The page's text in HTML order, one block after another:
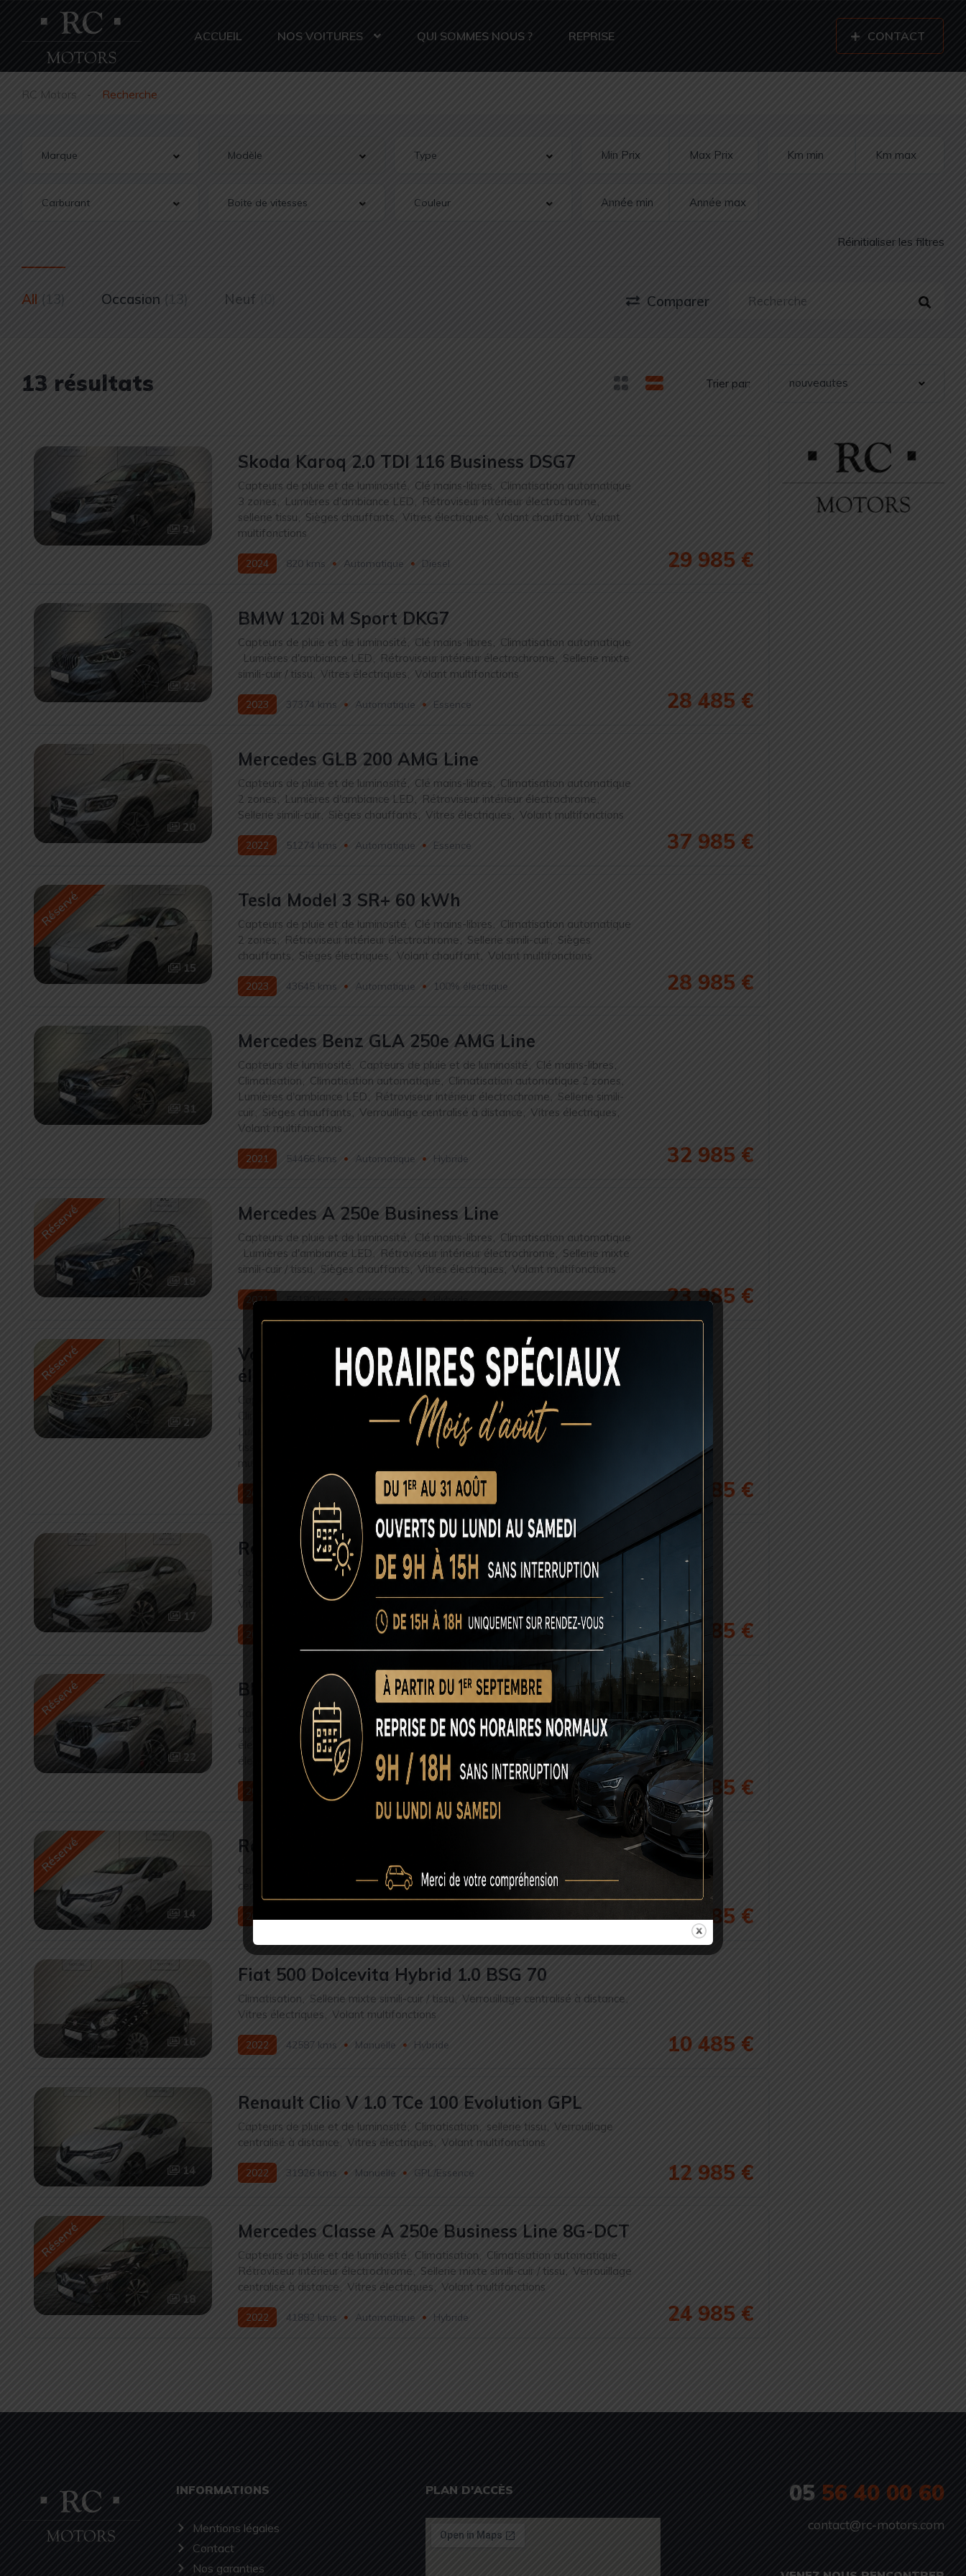
ACCUEIL NOS VOITURES QUI SOMMES NOUS ? REPRISE CONTACT
RC Motors Recherche
Réinitialiser les filtres
All (13) Occasion (13) Neuf Comparer
13 résultats Trier par: nouveautes
24
Skoda Karoq 2.0 TDI 116 Business DSG7
Capteurs de pluie et de luminosité , Clé mains-libres, Climatisation automatique
3 zones
Lumières d'ambiance LED, Rétroviseur intérieur électrochrome,
sellerie tissu, Sièges chauffants, Vitres électriques, Volant chauffant, Volant
multifonctions
2024 820 kms Automatique Diesel 29 985 €
22
BMW 120i M Sport DKG7
Capteurs de pluie et de luminosité, Clé mains-libres, Climatisation automatique
Lumières d'ambiance LED, Rétroviseur intérieur électrochrome, Sellerie mixte
simili-cuir / tissu
Vitres électriques, Volant multifonctions
2023 37374 kms Automatique Essence 28 485 €
20
Mercedes GLB 200 AMG Line
Capteurs de pluie et de luminosité, Clé mains-libres, Climatisation automatique
2 zones, Lumières d'ambiance LED, Rétroviseur intérieur électrochrome ,
Sellerie simili-cuir, Sièges chauffants, Vitres électriques, Volant multifonctions
2022 51274 kms Automatique Essence 37 985 €
Réservé
15
Tesla Model 3 SR+ 60 kWh
Capteurs de pluie et de luminosité , Clé mains-libres, Climatisation automatique
2 zones
Rétroviseur intérieur électrochrome, Sellerie simili-cuir
Sièges
chauffants, Sièges électriques, Volant chauffant, Volant multifonctions
2023 43645 kms Automatique 100% électrique 28 985 €
31
Mercedes Benz GLA 250e AMG Line
Capteurs de luminosité, Capteurs de pluie et de luminosité, Clé mains-libres,
Climatisation, Climatisation automatique, Climatisation automatique 2 zones,
Lumières d'ambiance LED, Rétroviseur intérieur électrochrome , Sellerie simili-
cuir, Sièges chauffants, Verrouillage centralisé à distance, Vitres électriques,
Volant multifonctions
2021 54466 kms Automatique Hybride 32 985 €
Réservé
19
Mercedes A 250e Business Line
Capteurs de pluie et de luminosité, Clé mains-libres, Climatisation automatique
Lumières d'ambiance LED , Rétroviseur intérieur électrochrome, Sellerie mixte
simili-cuir / tissu , Sièges chauffants, Vitres électriques, Volant multifonctions
2021 56190 kms Automatique Hybride 23 985 €
Réservé
27
Volkswagen Tiguan 2.0 TDI 150 DSG7
élégance
Capteurs de luminosité Capteurs de pluie et de luminosité Clé mains-libres
Climatisation
Climatisation automatique, Climatisation automatique 3 zones
Lumières d'ambiance LED
Rétroviseur intérieur électrochrome
tissu / velours
Verrouillage centralisé à distance Vitres électriques
multifonctions
2021 76984 kms Automatique Diesel 27 485 €
17
Renault Megane 1.5 BlueDCI 115 Techno
Capteurs de pluie et de luminosité, Clé mains-libres, Climatisation automatique
2 zones
Lumières d'ambiance LED
Vitres électriques, Volant multifonctions
2023 Manuelle Diesel 17 985 €
Réservé
22
BMW X1 sDrive20i M Sport Pro
Capteurs de pluie et de luminosité
automatique 2 zones
Lumières d'ambiance LED , Rétroviseur intérieur
électrochrome
Sellerie mixte similicuir/alcantara
Vitres
électriques
Volant chauffant
2024 35988 kms 38 985 €
Réservé
14
Renault Clio V 1.0 TCe 100 Evolution GPL
Capteurs de pluie et de luminosité, Climatisation sellerie tissu
centralisé à distance
Vitres électriques, Volant multifonctions
2023 12 785 €
16
Fiat 500 Dolcevita Hybrid 1.0 BSG 70
Climatisation Sellerie mixte simili-cuir / tissu Verrouillage centralisé à distance
Vitres électriques
Volant multifonctions
2022 42587 kms Manuelle Hybride 10 485 €
14
Renault Clio V 1.0 TCe 100 Evolution GPL
Capteurs de pluie et de luminosité, Climatisation, sellerie tissu, Verrouillage
centralisé à distance
Vitres électriques, Volant multifonctions
2022 31926 kms Manuelle GPL/Essence 12 985 €
Réservé
18
Mercedes Classe A 250e Business Line 8G-DCT
Capteurs de pluie et de luminosité, Climatisation, Climatisation automatique,
Rétroviseur intérieur électrochrome, Sellerie mixte simili-cuir / tissu, Verrouillage
centralisé à distance, Vitres électriques, Volant multifonctions
2022 41882 kms Automatique Hybride 24 985 €
INFORMATIONS
Mentions légales
Contact
Nos garanties
PLAN D'ACCÈS 05 56 40 00 60
contact@rc-motors.com